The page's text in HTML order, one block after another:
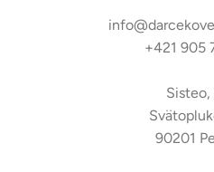
+421 905
Sisteo,
90201